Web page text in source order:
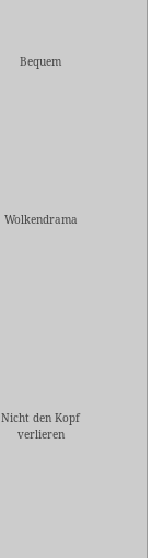
Bequem
Wolkendrama
Nicht den Kopf
verlieren